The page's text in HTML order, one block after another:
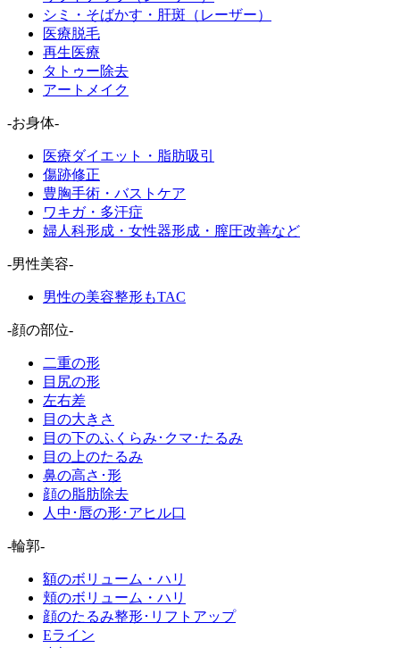
シミ・そばかす・肝斑（レーザー）
医療脱毛
再生医療
タトゥー除去
アートメイク
-お身体-
医療ダイエット・脂肪吸引
傷跡修正
豊胸手術・バストケア
ワキガ・多汗症
婦人科形成・女性器形成・膣圧改善など
-男性美容-
男性の美容整形もTAC
-顔の部位-
二重の形
目尻の形
左右差
目の大きさ
目の下のふくらみ･クマ･たるみ
目の上のたるみ
鼻の高さ･形
顔の脂肪除去
人中･唇の形･アヒル口
-輪郭-
額のボリューム・ハリ
頬のボリューム・ハリ
顔のたるみ整形･リフトアップ
Eライン